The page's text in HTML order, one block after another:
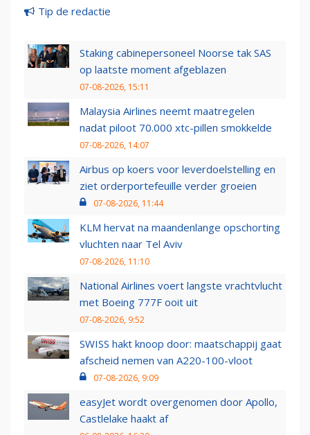
Tip de redactie
Staking cabinepersoneel Noorse tak SAS
op laatste moment afgeblazen
07-08-2026, 15:11
Malaysia Airlines neemt maatregelen
nadat piloot 70.000 xtc-pillen smokkelde
07-08-2026, 14:07
Airbus op koers voor leverdoelstelling en
ziet orderportefeuille verder groeien
07-08-2026, 11:44
KLM hervat na maandenlange opschorting
vluchten naar Tel Aviv
07-08-2026, 11:10
National Airlines voert langste vrachtvlucht
met Boeing 777F ooit uit
07-08-2026, 9:52
SWISS hakt knoop door: maatschappij gaat
afscheid nemen van A220-100-vloot
07-08-2026, 9:09
easyJet wordt overgenomen door Apollo,
Castlelake haakt af